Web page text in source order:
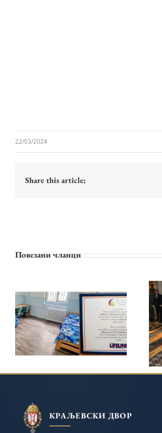
22/03/2024
Share this article:
Повезани чланци
ПРИНЦЕЗА КАТАРИНА
И ЛАЈФЛАЈН ЧИКАГО
НАСТАВЉАЈУ
ПОДРШКУ ЗАВОДУ ЗА
ВАСПИТАЊЕ ДЕЦЕ И
ОМЛАДИНЕ У БЕОГРАДУ
КРАЉЕВСКИ ДВОР